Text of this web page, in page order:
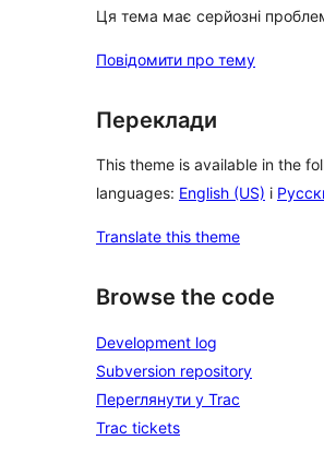
Ця тема має серйозні
Повідомити про тему
Переклади
This theme is available in the
languages: English (US) і
Translate this theme
Browse the code
Development log
Subversion repository
Переглянути у Trac
Trac tickets